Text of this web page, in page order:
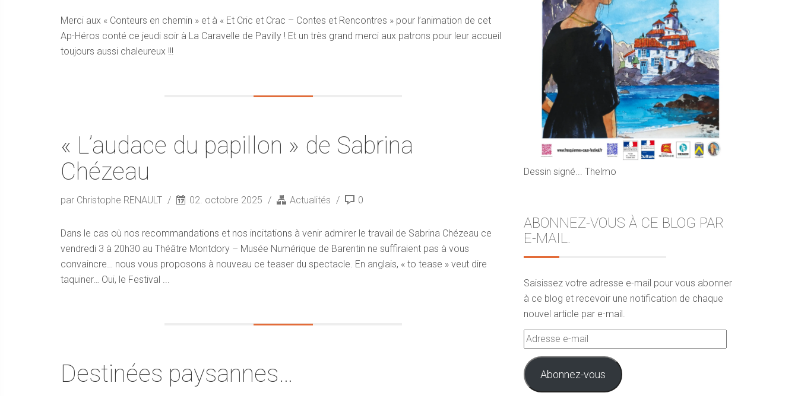
Merci aux « Conteurs en chemin » et à « Et Cric et Crac – Contes et Rencontres » pour l’animation de cet
Ap-Héros conté ce jeudi soir à La Caravelle de Pavilly ! Et un très grand merci aux patrons pour leur accueil
toujours aussi chaleureux !!!
« L’audace du papillon » de Sabrina
Chézeau
par Christophe RENAULT 02. octobre 2025 Actualités 0
Dans le cas où nos recommandations et nos incitations à venir admirer le travail de Sabrina Chézeau ce
vendredi 3 à 20h30 au Théâtre Montdory – Musée Numérique de Barentin ne suffiraient pas à vous
convaincre… nous vous proposons à nouveau ce teaser du spectacle. En anglais, « to tease » veut dire
taquiner… Oui, le Festival ...
Destinées paysannes…
Dessin signé... Thelmo
ABONNEZ-VOUS À CE BLOG PAR
E-MAIL.
Saisissez votre adresse e-mail pour vous abonner
à ce blog et recevoir une notification de chaque
nouvel article par e-mail.
Adresse
e-
mail
Abonnez-vous